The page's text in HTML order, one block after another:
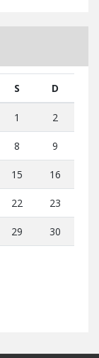
S D
1 2
8 9
15 16
22 23
29 30